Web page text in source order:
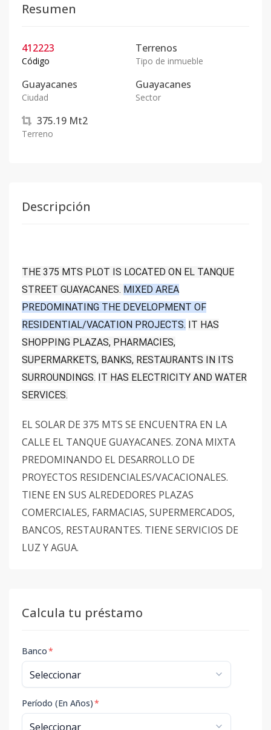
Resumen
412223
Código
Terrenos
Tipo de inmueble
Guayacanes
Ciudad
Guayacanes
Sector
375.19 Mt2
Terreno
Descripción
THE 375 MTS PLOT IS LOCATED ON EL TANQUE
STREET GUAYACANES. MIXED AREA
PREDOMINATING THE DEVELOPMENT OF
RESIDENTIAL/VACATION PROJECTS. IT HAS
SHOPPING PLAZAS, PHARMACIES,
SUPERMARKETS, BANKS, RESTAURANTS IN ITS
SURROUNDINGS. IT HAS ELECTRICITY AND WATER
SERVICES.
EL SOLAR DE 375 MTS SE ENCUENTRA EN LA
CALLE EL TANQUE GUAYACANES. ZONA MIXTA
PREDOMINANDO EL DESARROLLO DE
PROYECTOS RESIDENCIALES/VACACIONALES.
TIENE EN SUS ALREDEDORES PLAZAS
COMERCIALES, FARMACIAS, SUPERMERCADOS,
BANCOS, RESTAURANTES. TIENE SERVICIOS DE
LUZ Y AGUA.
Calcula tu préstamo
Banco*
Período (En Años)*